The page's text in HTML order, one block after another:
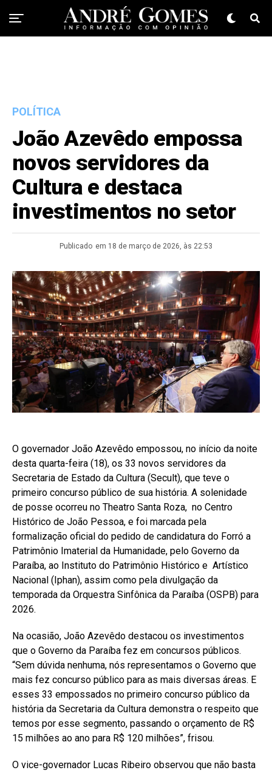
POLÍTICA
João Azevêdo empossa
novos servidores da
Cultura e destaca
investimentos no setor
Publicado em 18 de março de 2026, às 22:53
O governador João Azevêdo empossou, no início da noite
desta quarta-feira (18), os 33 novos servidores da
Secretaria de Estado da Cultura (Secult), que teve o
primeiro concurso público de sua história. A solenidade
de posse ocorreu no Theatro Santa Roza, no Centro
Histórico de João Pessoa, e foi marcada pela
formalização oficial do pedido de candidatura do Forró a
Patrimônio Imaterial da Humanidade, pelo Governo da
Paraíba, ao Instituto do Patrimônio Histórico e Artístico
Nacional (Iphan), assim como pela divulgação da
temporada da Orquestra Sinfônica da Paraíba (OSPB) para
2026.
Na ocasião, João Azevêdo destacou os investimentos
que o Governo da Paraíba fez em concursos públicos.
“Sem dúvida nenhuma, nós representamos o Governo que
mais fez concurso público para as mais diversas áreas. E
esses 33 empossados no primeiro concurso público da
história da Secretaria da Cultura demonstra o respeito que
temos por esse segmento, passando o orçamento de R$
15 milhões ao ano para R$ 120 milhões”, frisou.
O vice-governador Lucas Ribeiro observou que não basta